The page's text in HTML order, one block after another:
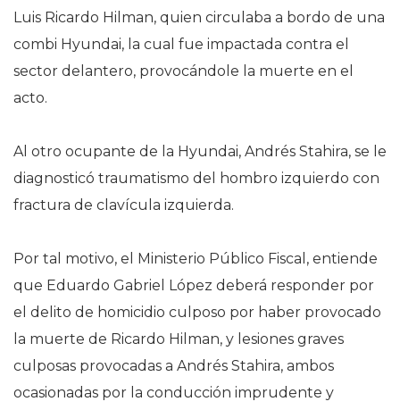
Luis Ricardo Hilman, quien circulaba a bordo de una
combi Hyundai, la cual fue impactada contra el
sector delantero, provocándole la muerte en el
acto.
Al otro ocupante de la Hyundai, Andrés Stahira, se le
diagnosticó traumatismo del hombro izquierdo con
fractura de clavícula izquierda.
Por tal motivo, el Ministerio Público Fiscal, entiende
que Eduardo Gabriel López deberá responder por
el delito de homicidio culposo por haber provocado
la muerte de Ricardo Hilman, y lesiones graves
culposas provocadas a Andrés Stahira, ambos
ocasionadas por la conducción imprudente y